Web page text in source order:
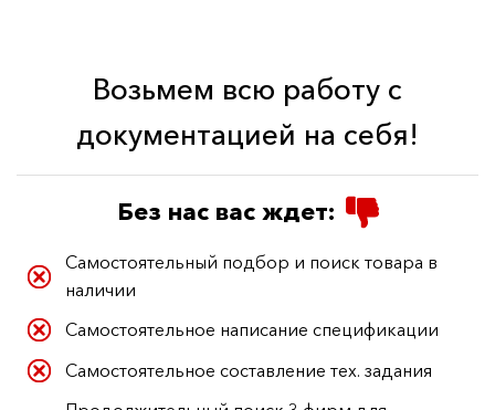
Возьмем всю работу с
документацией на себя!
Без нас вас ждет:
Самостоятельный подбор и поиск товара в
наличии
Самостоятельное написание спецификации
Самостоятельное составление тех. задания